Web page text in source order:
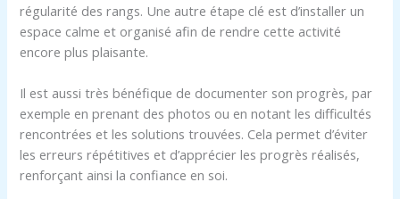
régularité des rangs. Une autre étape clé est d’installer un
espace calme et organisé afin de rendre cette activité
encore plus plaisante.
Il est aussi très bénéfique de documenter son progrès, par
exemple en prenant des photos ou en notant les difficultés
rencontrées et les solutions trouvées. Cela permet d’éviter
les erreurs répétitives et d’apprécier les progrès réalisés,
renforçant ainsi la confiance en soi.